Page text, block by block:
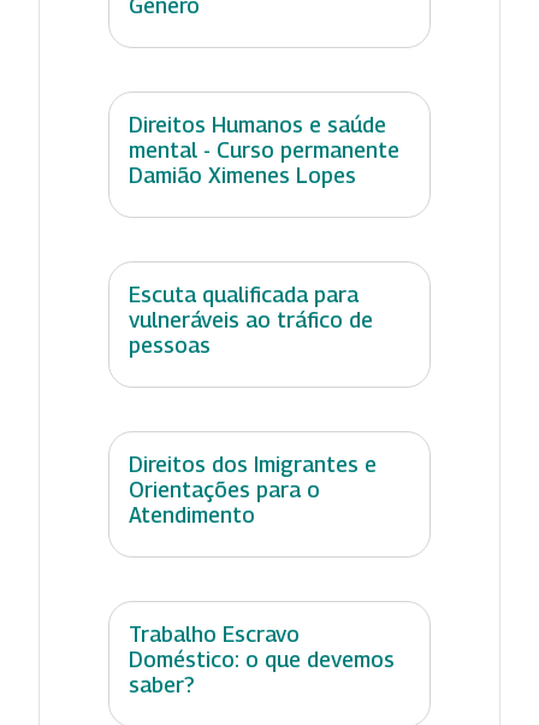
Direitos Humanos e saúde
mental - Curso permanente
Damião Ximenes Lopes
Escuta qualificada para
vulneráveis ao tráfico de
pessoas
Direitos dos Imigrantes e
Orientações para o
Atendimento
Trabalho Escravo
Doméstico: o que devemos
saber?